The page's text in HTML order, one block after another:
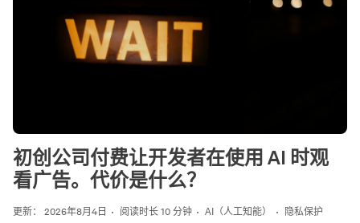
更新： 2026年8月4日 阅读时长 10 分钟 AI（人工知能） 隐私保护
初创公司付费让开发者在使用 AI 时观
看广告。代价是什么？